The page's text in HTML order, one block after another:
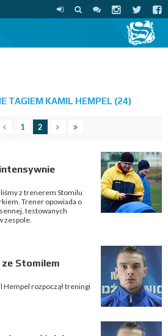
TAGIEM KAMIL HEMPEL (24)
1 2
z trenerem Stomilu
Trener opowiada o
testowanych
zespole.
Stomilem
Hempel rozpoczął treningi